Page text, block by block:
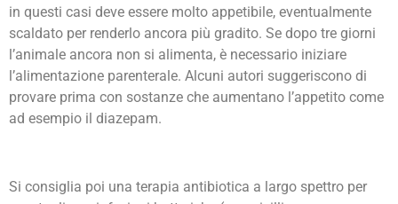
in questi casi deve essere molto appetibile, eventualmente
scaldato per renderlo ancora più gradito. Se dopo tre giorni
l’animale ancora non si alimenta, è necessario iniziare
l’alimentazione parenterale. Alcuni autori suggeriscono di
provare prima con sostanze che aumentano l’appetito come
ad esempio il diazepam.
Si consiglia poi una terapia antibiotica a largo spettro per